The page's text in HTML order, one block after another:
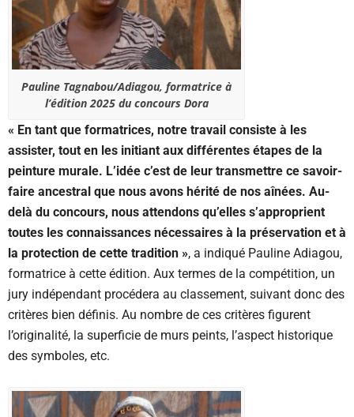
Pauline Tagnabou/Adiagou, formatrice à
l’édition 2025 du concours Dora
« En tant que formatrices, notre travail consiste à les
assister, tout en les initiant aux différentes étapes de la
peinture murale. L’idée c’est de leur transmettre ce savoir-
faire ancestral que nous avons hérité de nos aînées. Au-
delà du concours, nous attendons qu’elles s’approprient
toutes les connaissances nécessaires à la préservation et à
la protection de cette tradition », a indiqué Pauline Adiagou,
formatrice à cette édition. Aux termes de la compétition, un
jury indépendant procédera au classement, suivant donc des
critères bien définis. Au nombre de ces critères figurent
l’originalité, la superficie de murs peints, l’aspect historique
des symboles, etc.